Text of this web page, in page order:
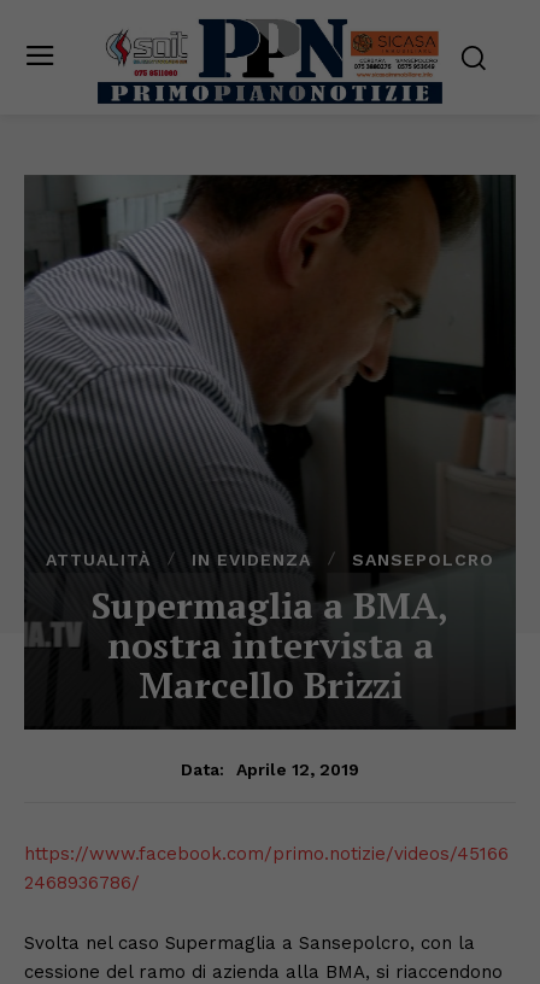
ATTUALITÀ IN EVIDENZA SANSEPOLCRO
Supermaglia a BMA,
nostra intervista a
Marcello Brizzi
Data: Aprile 12, 2019
https://www.facebook.com/primo.notizie/videos/45166
2468936786/
Svolta nel caso Supermaglia a Sansepolcro, con la
cessione del ramo di azienda alla BMA, si riaccendono